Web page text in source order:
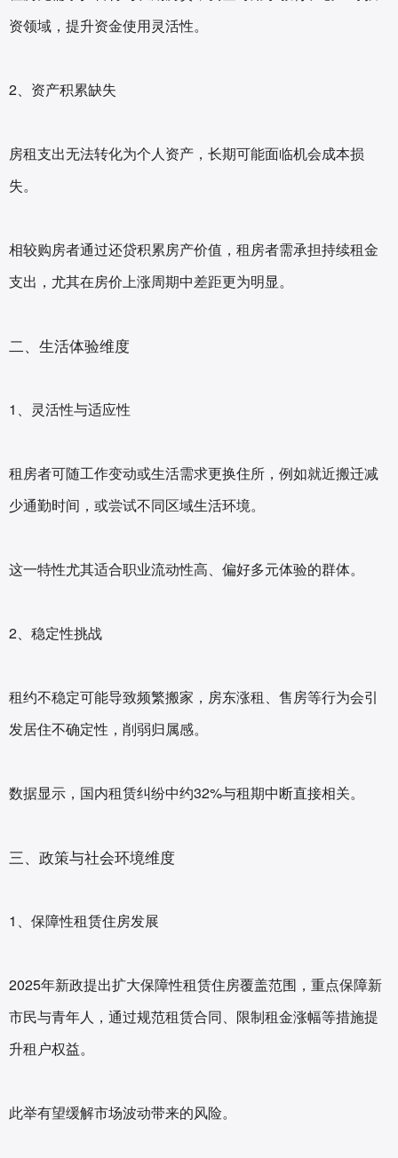
资领域，提升资金使用灵活性。
2、资产积累缺失‌
房租支出无法转化为个人资产，长期可能面临机会成本损
失。
相较购房者通过还贷积累房产价值，租房者需承担持续租金
支出，尤其在房价上涨周期中差距更为明显。
二、生活体验维度
1、灵活性与适应性‌
租房者可随工作变动或生活需求更换住所，例如就近搬迁减
少通勤时间，或尝试不同区域生活环境。
这一特性尤其适合职业流动性高、偏好多元体验的群体。
2、稳定性挑战‌
租约不稳定可能导致频繁搬家，房东涨租、售房等行为会引
发居住不确定性，削弱归属感。
数据显示，国内租赁纠纷中约32%与租期中断直接相关。
三、政策与社会环境维度
1、保障性租赁住房发展‌
2025年新政提出扩大保障性租赁住房覆盖范围，重点保障新
市民与青年人，通过规范租赁合同、限制租金涨幅等措施提
升租户权益。
此举有望缓解市场波动带来的风险。